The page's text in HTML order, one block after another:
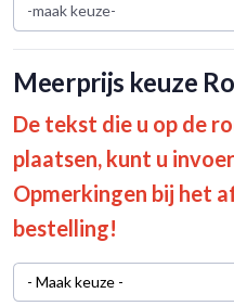
-maak keuze-
Meerprijs keuze
De tekst die u op de
plaatsen, kunt u
Opmerkingen bij het
bestelling!
- Maak keuze -